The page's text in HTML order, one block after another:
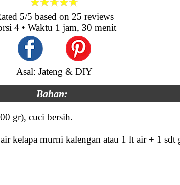
5/5 based on 25 reviews
4 • Waktu 1 jam, 30 menit
Asal: Jateng & DIY
Bahan:
gr), cuci bersih.
kelapa murni kalengan atau 1 lt air + 1